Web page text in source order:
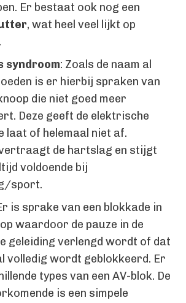
Er bestaat ook nog een
, wat heel veel lijkt op
syndroom: Zoals de naam al
is er hierbij spraken van
die niet goed meer
Deze geeft de elektrische
laat of helemaal niet af.
de hartslag en stijgt
voldoende bij
sport.
is sprake van een blokkade in
waardoor de pauze in de
geleiding verlengd wordt of dat
volledig wordt geblokkeerd. Er
types van een AV-blok. De
is een simpele